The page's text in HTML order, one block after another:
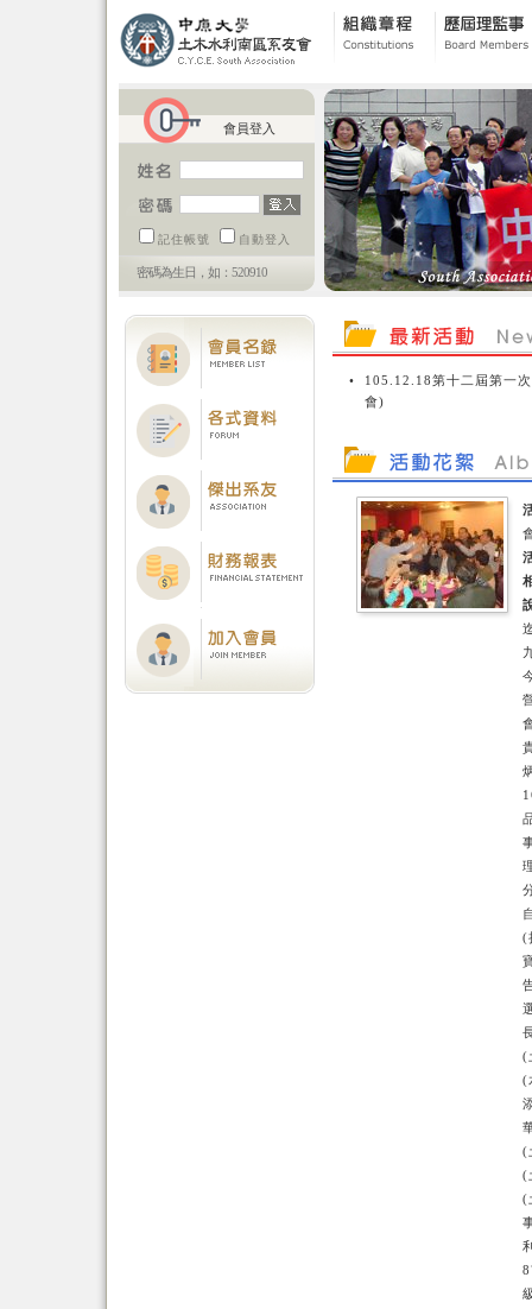
會員登入
記住帳號 自動登入
密碼為生日，如：520910
•
105.12.18第十二屆第一
會)
(
(
(
(
(
(